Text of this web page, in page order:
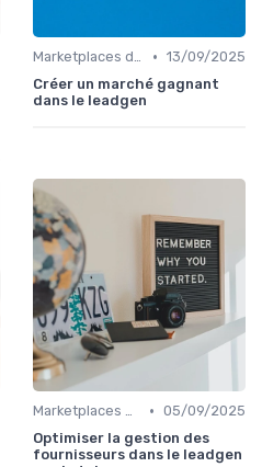
Marketplaces de leadgen • 13/09/2025
Créer un marché gagnant
dans le leadgen
Marketplaces de leadgen • 05/09/2025
Optimiser la gestion des
fournisseurs dans le leadgen